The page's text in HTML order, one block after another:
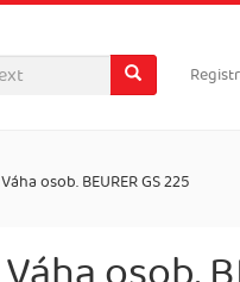
Váha osob. BEURER GS 225